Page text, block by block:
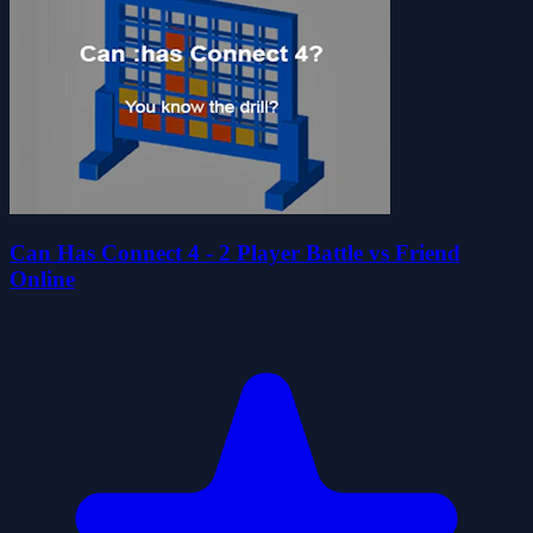
Can Has Connect 4 - 2 Player Battle vs Friend
Online